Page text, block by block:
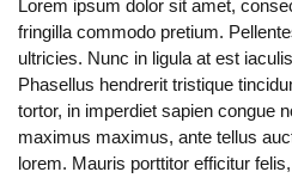
Lorem ipsum dolor sit amet,
fringilla commodo pretium.
ultricies. Nunc in ligula at est
Phasellus hendrerit tristique
tortor, in imperdiet sapien congue
maximus maximus, ante tellus
lorem. Mauris porttitor efficitur